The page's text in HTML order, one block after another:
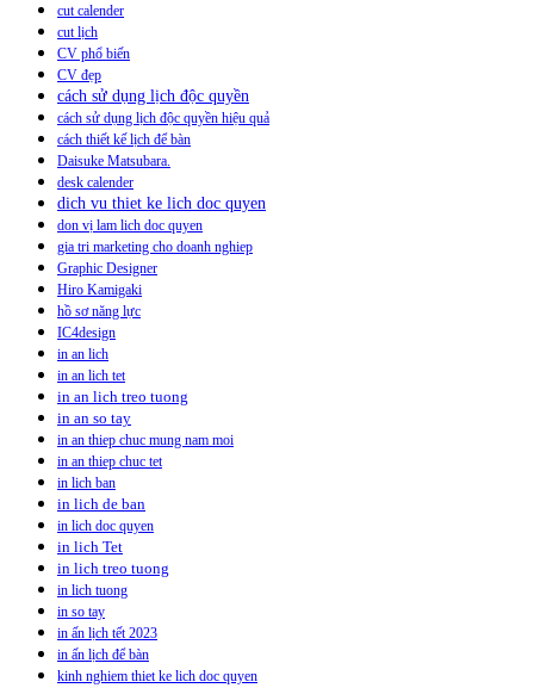
cut calender
cut lịch
CV phổ biến
CV đẹp
cách sử dụng lịch độc quyền
cách sử dụng lịch độc quyền hiệu quả
cách thiết kế lịch để bàn
Daisuke Matsubara.
desk calender
dich vu thiet ke lich doc quyen
don vị lam lich doc quyen
gia tri marketing cho doanh nghiep
Graphic Designer
Hiro Kamigaki
hồ sơ năng lực
IC4design
in an lich
in an lich tet
in an lich treo tuong
in an so tay
in an thiep chuc mung nam moi
in an thiep chuc tet
in lich ban
in lich de ban
in lich doc quyen
in lich Tet
in lich treo tuong
in lich tuong
in so tay
in ấn lịch tết 2023
in ấn lịch để bàn
kinh nghiem thiet ke lich doc quyen